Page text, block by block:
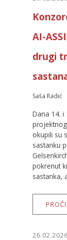
AI-
drugi
Saša Radić
Dana 14. i
projektnog
okupili su
sastanku
pokrenut
sastanka,